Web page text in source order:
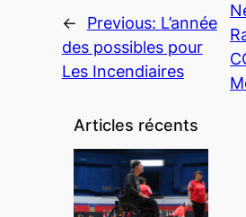
← Previous: L’année
des possibles pour
Les Incendiaires
Articles récents